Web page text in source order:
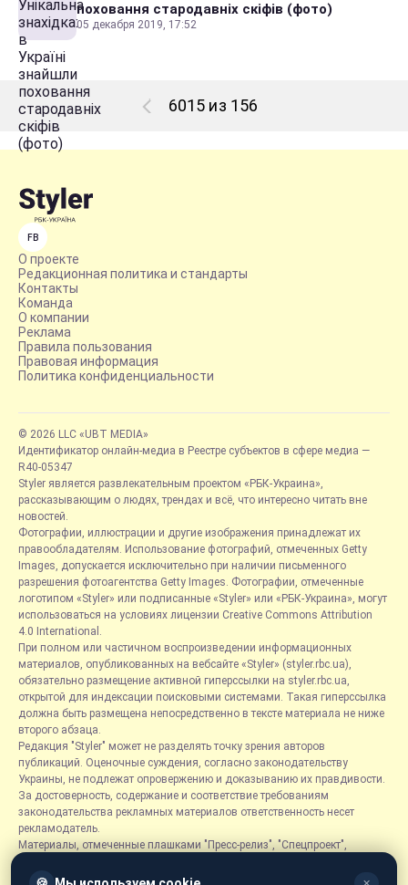
поховання стародавніх скіфів (фото)
05 декабря 2019, 17:52
6015 из 156
FB
О проекте
Редакционная политика и стандарты
Контакты
Команда
О компании
Реклама
Правила пользования
Правовая информация
Политика конфиденциальности
© 2026 LLC «UBT MEDIA»
Идентификатор онлайн-медиа в Реестре субъектов в сфере медиа —
R40-05347
Styler является развлекательным проектом «РБК-Украина»,
рассказывающим о людях, трендах и всё, что интересно читать вне
новостей.
Фотографии, иллюстрации и другие изображения принадлежат их
правообладателям. Использование фотографий, отмеченных Getty
Images, допускается исключительно при наличии письменного
разрешения фотоагентства Getty Images. Фотографии, отмеченные
логотипом «Styler» или подписанные «Styler» или «РБК-Украина», могут
использоваться на условиях лицензии Creative Commons Attribution
4.0 International.
При полном или частичном воспроизведении информационных
материалов, опубликованных на вебсайте «Styler» (styler.rbc.ua),
обязательно размещение активной гиперссылки на styler.rbc.ua,
открытой для индексации поисковыми системами. Такая гиперссылка
должна быть размещена непосредственно в тексте материала не ниже
второго абзаца.
Редакция "Styler" может не разделять точку зрения авторов
публикаций. Оценочные суждения, согласно законодательству
Украины, не подлежат опровержению и доказыванию их правдивости.
За достоверность, содержание и соответствие требованиям
законодательства рекламных материалов ответственность несет
рекламодатель.
Материалы, отмеченные плашками "Пресс-релиз", "Спецпроект",
размещаются на правах рекламы.